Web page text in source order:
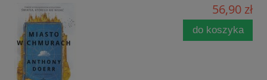
56,90 zł
do koszyka